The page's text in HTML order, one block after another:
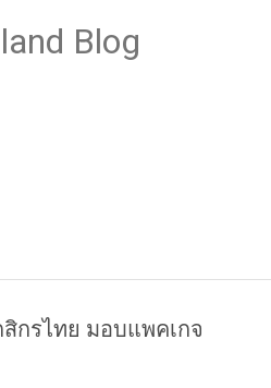
Blog
กรไทย มอบแพคเกจ